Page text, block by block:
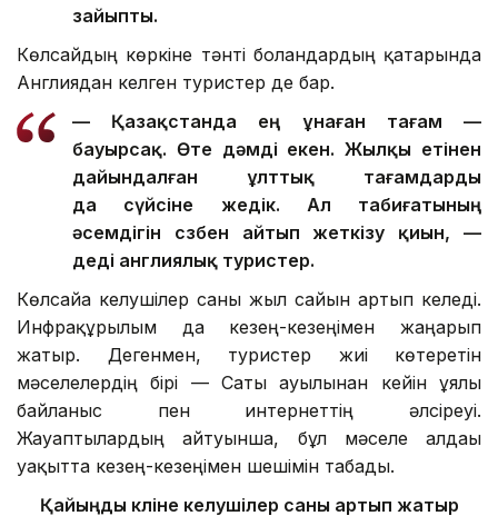
зайыпты.
Көлсайдың көркіне тәнті болғандардың қатарында
Англиядан келген туристер де бар.
— Қазақстанда ең ұнаған тағам —
бауырсақ. Өте дәмді екен. Жылқы етінен
дайындалған ұлттық тағамдарды
да сүйсіне жедік. Ал табиғатының
әсемдігін сөзбен айтып жеткізу қиын, —
деді англиялық туристер.
Көлсайға келушілер саны жыл сайын артып келеді.
Инфрақұрылым да кезең-кезеңімен жаңарып
жатыр. Дегенмен, туристер жиі көтеретін
мәселелердің бірі — Саты ауылынан кейін ұялы
байланыс пен интернеттің әлсіреуі.
Жауаптылардың айтуынша, бұл мәселе алдағы
уақытта кезең-кезеңімен шешімін табады.
Қайыңды көліне келушілер саны артып жатыр